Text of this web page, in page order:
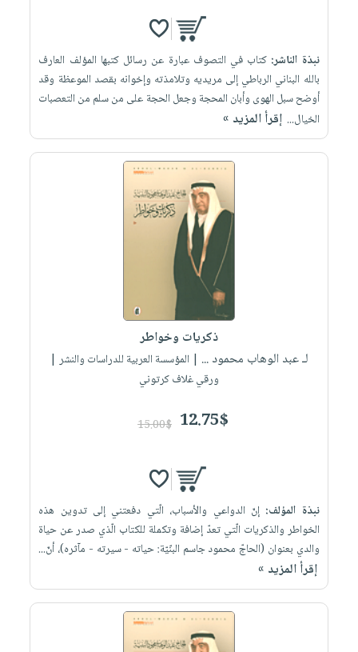
نبذة الناشر: كتاب في التصوف عبارة عن رسائل كتبها المؤلف العارف
بالله البناني الرباطي إلى مريديه وتلامذته وإخوانه بقصد الموعظة وقد
أوضح سبل الهوى وأبان المحجة وجعل الحجة على من سلم من التعصبات
الخيال... إقرأ المزيد »
ذكريات وخواطر
لـ عبد الوهاب محمود ... | المؤسسة العربية للدراسات والنشر |
ورقي غلاف كرتوني
12.75$
15.00$
نبذة المؤلف:إنّ الدواعي والأسباب، الّتي دفعتني إلى تدوين هذه
الخواطر والذكريات الّتي تعدّ إضافة وتكملة للكتاب الّذي صدر عن حياة
والدي بعنوان (الحاجّ محمود جاسم البنّيّة: حياته - سيرته - مآثره)، أنّ...
إقرأ المزيد »